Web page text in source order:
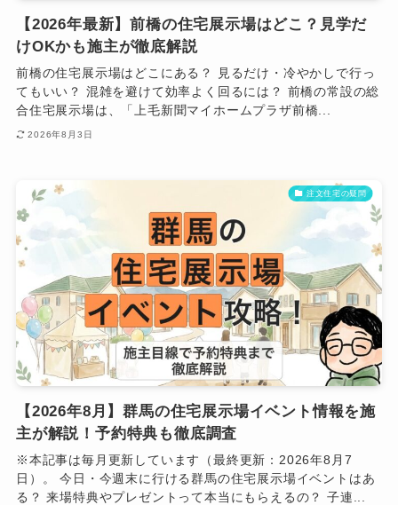
【2026年最新】前橋の住宅展示場はどこ？見学だ
けOKかも施主が徹底解説
前橋の住宅展示場はどこにある？ 見るだけ・冷やかしで行っ
てもいい？ 混雑を避けて効率よく回るには？ 前橋の常設の総
合住宅展示場は、「上毛新聞マイホームプラザ前橋...
2026年8月3日
注文住宅の疑問
【2026年8月】群馬の住宅展示場イベント情報を施
主が解説！予約特典も徹底調査
※本記事は毎月更新しています（最終更新：2026年8月7
日）。 今日・今週末に行ける群馬の住宅展示場イベントはあ
る？ 来場特典やプレゼントって本当にもらえるの？ 子連...